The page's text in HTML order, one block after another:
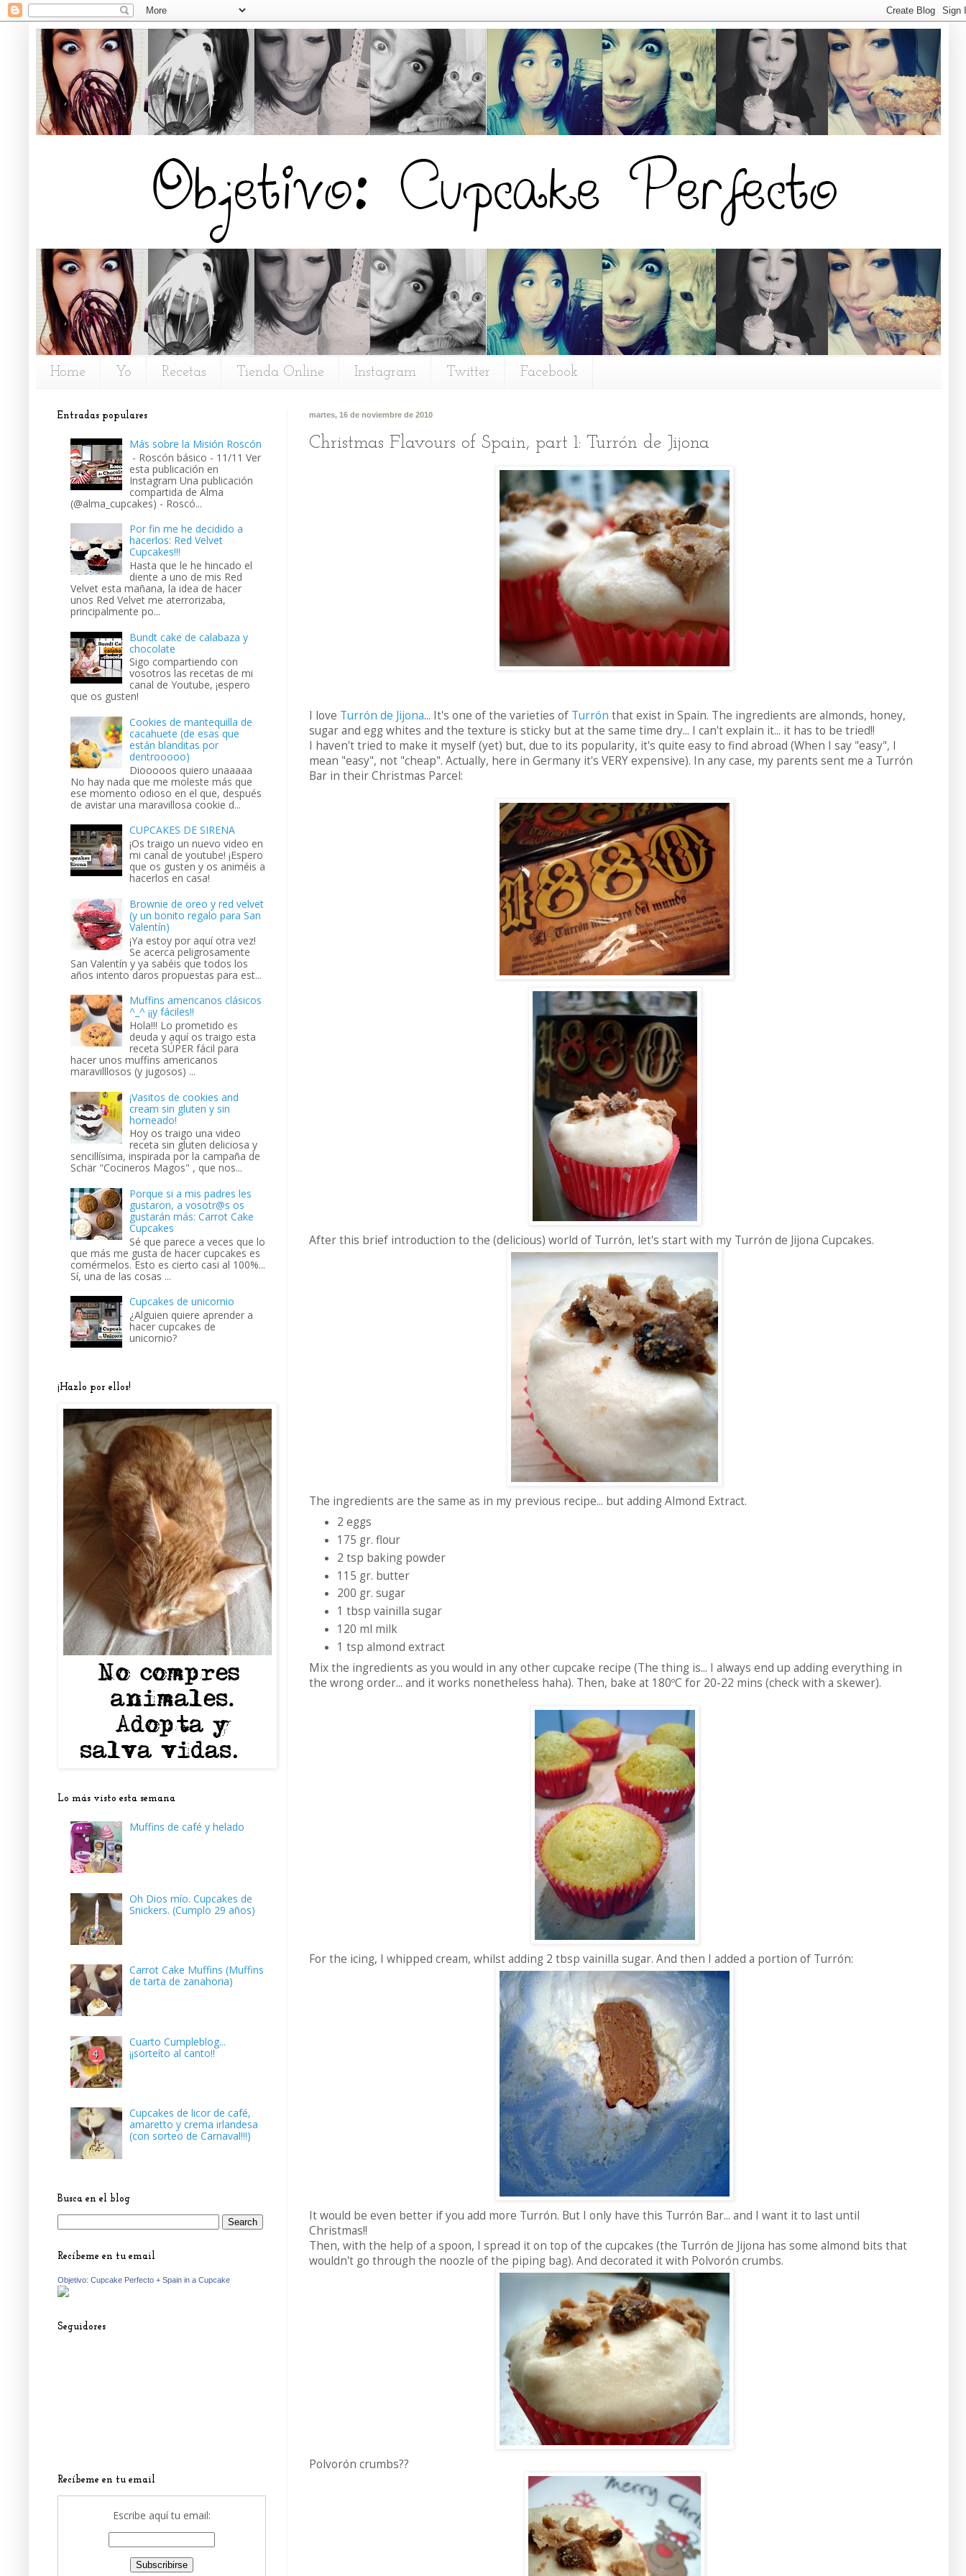
Home Yo Recetas Tienda Online Instagram Twitter Facebook
martes, 16 de noviembre de 2010
Christmas Flavours of Spain, part 1: Turrón de Jijona
I love Turrón de Jijona... It's one of the varieties of Turrón that exist in Spain. The ingredients are almonds, honey,
sugar and egg whites and the texture is sticky but at the same time dry... I can't explain it... it has to be tried!!
I haven't tried to make it myself (yet) but, due to its popularity, it's quite easy to find abroad (When I say "easy", I
mean "easy", not "cheap". Actually, here in Germany it's VERY expensive). In any case, my parents sent me a Turrón
Bar in their Christmas Parcel:
After this brief introduction to the (delicious) world of Turrón, let's start with my Turrón de Jijona Cupcakes.
The ingredients are the same as in my previous recipe... but adding Almond Extract.
2 eggs
175 gr. flour
2 tsp baking powder
115 gr. butter
200 gr. sugar
1 tbsp vainilla sugar
120 ml milk
1 tsp almond extract
Mix the ingredients as you would in any other cupcake recipe (The thing is... I always end up adding everything in
the wrong order... and it works nonetheless haha). Then, bake at 180ºC for 20-22 mins (check with a skewer).
For the icing, I whipped cream, whilst adding 2 tbsp vainilla sugar. And then I added a portion of Turrón:
It would be even better if you add more Turrón. But I only have this Turrón Bar... and I want it to last until
Christmas!!
Then, with the help of a spoon, I spread it on top of the cupcakes (the Turrón de Jijona has some almond bits that
wouldn't go through the noozle of the piping bag). And decorated it with Polvorón crumbs.
Polvorón crumbs??
Entradas populares
Más sobre la Misión Roscón
- Roscón básico - 11/11 Ver
esta publicación en
Instagram Una publicación
compartida de Alma
(@alma_cupcakes) - Roscó...
Por fin me he decidido a
hacerlos: Red Velvet
Cupcakes!!!
Hasta que le he hincado el
diente a uno de mis Red
Velvet esta mañana, la idea de hacer
unos Red Velvet me aterrorizaba,
principalmente po...
Bundt cake de calabaza y
chocolate
Sigo compartiendo con
vosotros las recetas de mi
canal de Youtube, ¡espero
que os gusten!
Cookies de mantequilla de
cacahuete (de esas que
están blanditas por
dentrooooo)
Diooooos quiero unaaaaa
No hay nada que me moleste más que
ese momento odioso en el que, después
de avistar una maravillosa cookie d...
CUPCAKES DE SIRENA
¡Os traigo un nuevo video en
mi canal de youtube! ¡Espero
que os gusten y os animéis a
hacerlos en casa!
Brownie de oreo y red velvet
(y un bonito regalo para San
Valentín)
¡Ya estoy por aquí otra vez!
Se acerca peligrosamente
San Valentín y ya sabéis que todos los
años intento daros propuestas para est...
Muffins americanos clásicos
^_^ ¡¡y fáciles!!
Hola!!! Lo prometido es
deuda y aquí os traigo esta
receta SÚPER fácil para
hacer unos muffins americanos
maravilllosos (y jugosos) ...
¡Vasitos de cookies and
cream sin gluten y sin
horneado!
Hoy os traigo una video
receta sin gluten deliciosa y
sencillísima, inspirada por la campaña de
Schär "Cocineros Magos" , que nos...
Porque si a mis padres les
gustaron, a vosotr@s os
gustarán más: Carrot Cake
Cupcakes
Sé que parece a veces que lo
que más me gusta de hacer cupcakes es
comérmelos. Esto es cierto casi al 100%...
Sí, una de las cosas ...
Cupcakes de unicornio
¿Alguien quiere aprender a
hacer cupcakes de
unicornio?
¡Hazlo por ellos!
Lo más visto esta semana
Muffins de café y helado
Oh Dios mío. Cupcakes de
Snickers. (Cumplo 29 años)
Carrot Cake Muffins (Muffins
de tarta de zanahoria)
Cuarto Cumpleblog...
¡¡sorteíto al canto!!
Cupcakes de licor de café,
amaretto y crema irlandesa
(con sorteo de Carnaval!!!)
Busca en el blog
Recíbeme en tu email
Objetivo: Cupcake Perfecto + Spain in a Cupcake
Seguidores
Recíbeme en tu email
Escribe aquí tu email: